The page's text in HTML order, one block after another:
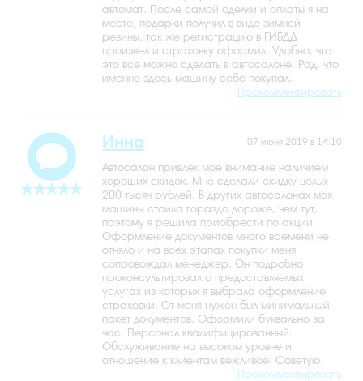
автомат. После самой сделки и оплаты я на
месте, подарки получил в виде зимней
резины, так же регистрацию в ГИБДД
произвел и страховку оформил. Удобно, что
это все можно сделать в автосалоне. Рад, что
именно здесь машину себе покупал.
Прокомментировать
07 июня 2019 в 14:10
Инна
Автосалон привлек мое внимание наличием
хороших скидок. Мне сделали скидку целых
200 тысяч рублей. В других автосалонах моя
машины стоила гораздо дороже, чем тут,
поэтому я решила приобрести по акции.
Оформление документов много времени не
отняло и на всех этапах покупки меня
сопровождал менеджер. Он подробно
проконсультировал о предоставляемых
услугах из которых я выбрала оформление
страховки. От меня нужен был минимальный
пакет документов. Оформили буквально за
час. Персонал квалифицированный.
Обслуживание на высоком уровне и
отношение к клиентам вежливое. Советую.
Прокомментировать